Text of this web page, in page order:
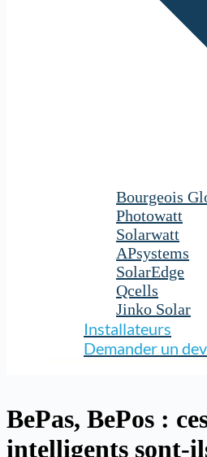
Bourgeois
Photowatt
Solarwatt
APsystems
SolarEdge
Qcells
Jinko Solar
Installateurs
Demander un
BePas, BePos :
intelligents sont-